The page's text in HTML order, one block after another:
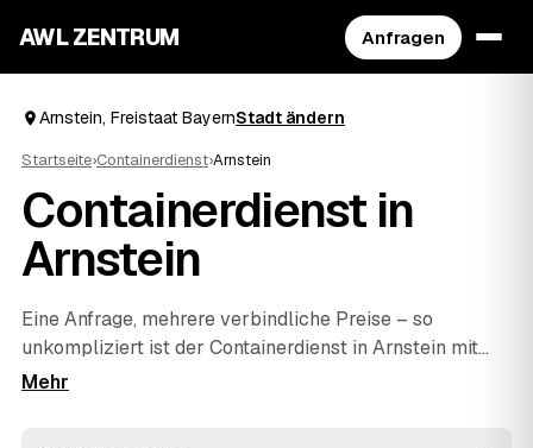
AWL ZENTRUM Anfragen
Arnstein, Freistaat BayernStadt ändern
Startseite›Containerdienst›Arnstein
Containerdienst in
Arnstein
Eine Anfrage, mehrere verbindliche Preise – so
unkompliziert ist der Containerdienst in Arnstein mit
AWL. Sie geben an, welche Abfallart raus soll und wie